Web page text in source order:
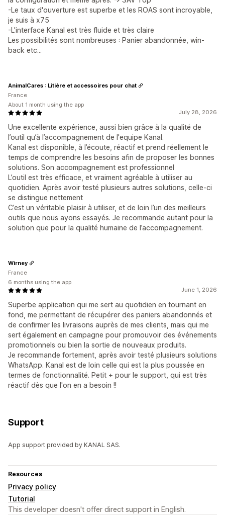
-Le taux d'ouverture est superbe et les ROAS sont incroyable,
je suis à x75
-L'interface Kanal est très fluide et très claire
Les possibilités sont nombreuses : Panier abandonnée, win-
back etc...
July 28, 2026
Une excellente expérience, aussi bien grâce à la qualité de
l’outil qu’à l’accompagnement de l'equipe Kanal.
Kanal est disponible, à l’écoute, réactif et prend réellement le
temps de comprendre les besoins afin de proposer les bonnes
solutions. Son accompagnement est professionnel
L’outil est très efficace, et vraiment agréable à utiliser au
quotidien. Après avoir testé plusieurs autres solutions, celle-ci
se distingue nettement
C’est un véritable plaisir à utiliser, et de loin l’un des meilleurs
outils que nous ayons essayés. Je recommande autant pour la
solution que pour la qualité humaine de l’accompagnement.
AnimalCares : Litière et accessoires pour chat
France
About 1 month using the app
June 1, 2026
Superbe application qui me sert au quotidien en tournant en
fond, me permettant de récupérer des paniers abandonnés et
de confirmer les livraisons auprès de mes clients, mais qui me
sert également en campagne pour promouvoir des événements
promotionnels ou bien la sortie de nouveaux produits.
Je recommande fortement, après avoir testé plusieurs solutions
WhatsApp. Kanal est de loin celle qui est la plus poussée en
termes de fonctionnalité. Petit + pour le support, qui est très
réactif dès que l'on en a besoin !!
Wirney
France
6 months using the app
Support
App support provided by KANAL SAS.
Resources
Privacy policy
Tutorial
This developer doesn't offer direct support in English.